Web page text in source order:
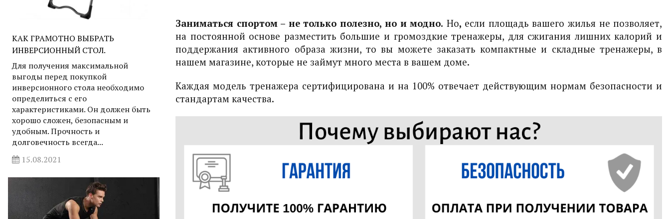
КАК ГРАМОТНО ВЫБРАТЬ
ИНВЕРСИОННЫЙ СТОЛ.
Для получения максимальной
выгоды перед покупкой
инверсионного стола необходимо
определиться с его
характеристиками. Он должен быть
хорошо сложен, безопасным и
удобным. Прочность и
долговечность всегда...
15.08.2021
Заниматься спортом – не только полезно, но и модно. Но, если площадь вашего жилья не позволяет,
на постоянной основе разместить большие и громоздкие тренажеры, для сжигания лишних калорий и
поддержания активного образа жизни, то вы можете заказать компактные и складные тренажеры, в
нашем магазине, которые не займут много места в вашем доме.
Каждая модель тренажера сертифицирована и на 100% отвечает действующим нормам безопасности и
стандартам качества.